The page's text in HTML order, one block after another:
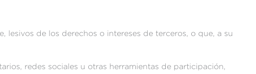
lesivos de los derechos o intereses de terceros, o que, a su
redes sociales u otras herramientas de participación,